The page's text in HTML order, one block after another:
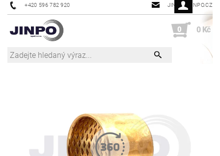
+420 596 782 920 JINPO@JINPO.CZ
0 0 Kč